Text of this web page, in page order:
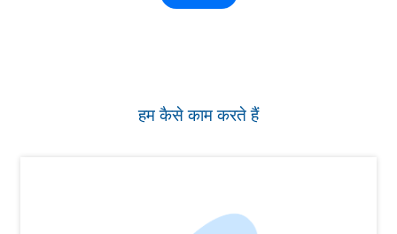
हम कैसे काम करते हैं